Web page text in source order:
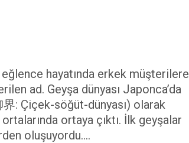
eğlence hayatında erkek müşterilere
ad. Geyşa dünyası Japonca’da
: Çiçek-söğüt-dünyası) olarak
ortaya çıktı. İlk geyşalar
oluşuyordu.…